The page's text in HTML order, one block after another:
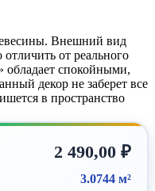
Внешний вид
от реального
обладает спокойными,
декор не заберет все
в пространство
2 490,00 ₽
3.0744 м²